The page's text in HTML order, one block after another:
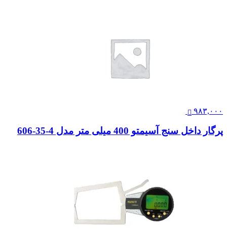
۹۸۳,۰۰۰
پرگار داخل سنج آسیمتو 400 میلی متر مدل 4-35-606